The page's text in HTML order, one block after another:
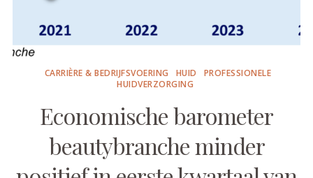
CARRIÈRE & BEDRIJFSVOERING HUID
PROFESSIONELE
HUIDVERZORGING
Economische barometer
beautybranche minder